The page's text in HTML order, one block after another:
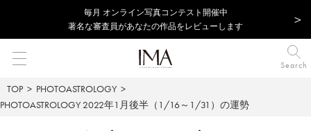
毎⽉ オンライン写真コンテスト開催中
著名な審査員があなたの作品をレビューします
Search
TOP
PHOTOASTROLOGY
PHOTOASTROLOGY 2022年1月後半（1/16～1/31）の運勢